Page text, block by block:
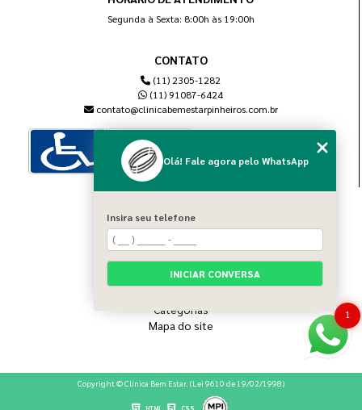
Segunda à Sexta: 8:00h às 19:00h
CONTATO
(11) 2305-1282
(11) 91087-6424
contato@clinicabemestarpinheiros.com.br
Home
Sobre nós
Blog
Serviços
Categorias
Mapa do site
Copyright © Clínica Bem Estar. (Lei 9610 de 19/02/1998)
HTML CSS
1
Olá! Fale agora pelo WhatsApp
Insira seu telefone
INICIAR CONVERSA